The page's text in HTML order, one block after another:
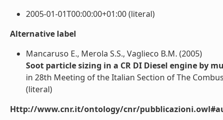
2005-01-01T00:00:00+01:00 (literal)
Alternative label
Mancaruso E., Merola S.S., Vaglieco B.M. (2005)
Soot particle sizing in a CR DI Diesel engine by
in 28th Meeting of the Italian Section of The
(literal)
Http://www.cnr.it/ontology/cnr/